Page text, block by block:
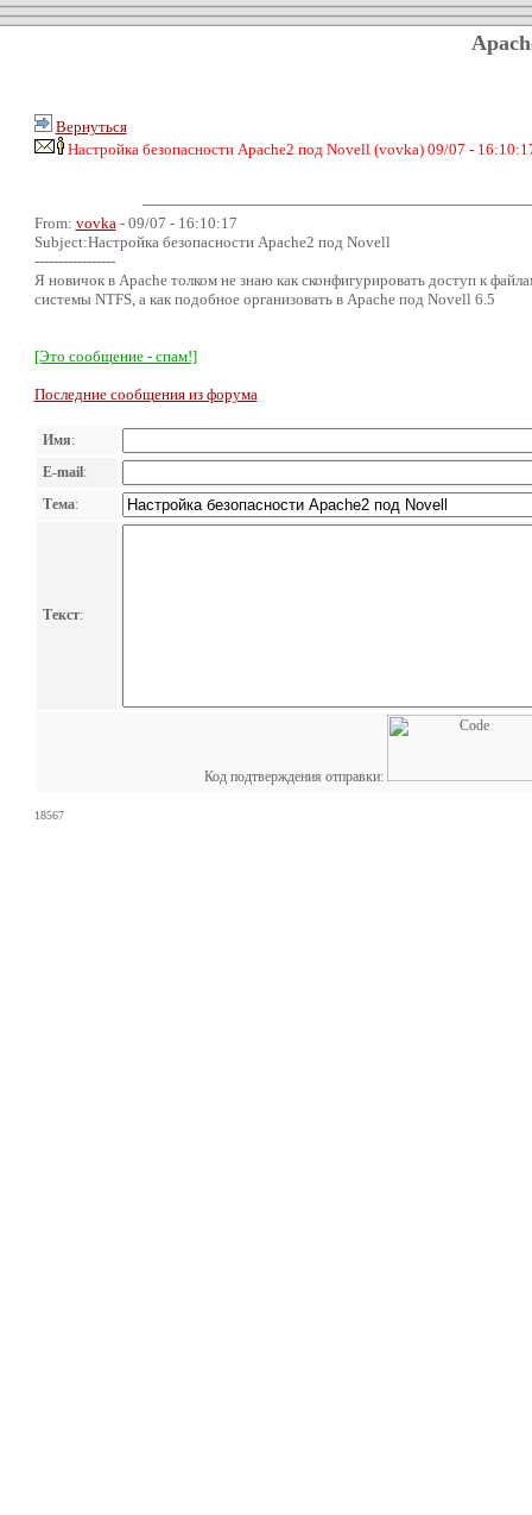
Вернуться
Настройка безопасности Apache2 под Novell (vovka) 09/07 -
From: vovka - 09/07 - 16:10:17
Subject:Настройка безопасности Apache2 под Novell
-----------------
Я новичок в Apache толком не знаю как сконфигурировать доступ к
системы NTFS, а как подобное организовать в Apache под Novell 6.5
[Это сообщение - спам!]
Последние сообщения из форума
Имя:
E-mail:
Тема:
Текст:
Код подтверждения отправки:
18567